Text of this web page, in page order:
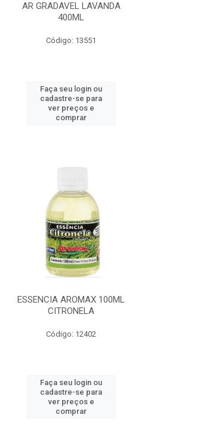
AR GRADAVEL LAVANDA
400ML
Código: 13551
Faça seu login ou
cadastre-se para
ver preços e
comprar
ESSENCIA AROMAX 100ML
CITRONELA
Código: 12402
Faça seu login ou
cadastre-se para
ver preços e
comprar